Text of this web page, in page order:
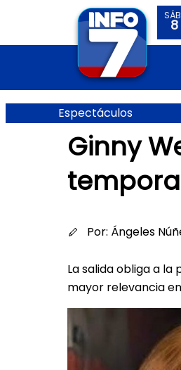
8
Espectáculos
Ginny
Por: Ángeles
La salida obliga a
mayor relevancia